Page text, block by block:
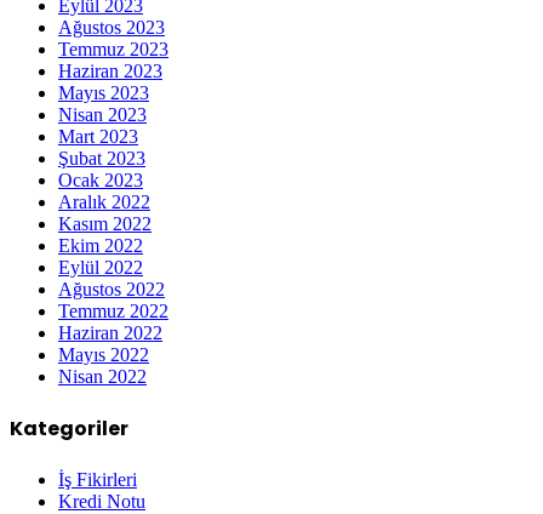
Eylül 2023
Ağustos 2023
Temmuz 2023
Haziran 2023
Mayıs 2023
Nisan 2023
Mart 2023
Şubat 2023
Ocak 2023
Aralık 2022
Kasım 2022
Ekim 2022
Eylül 2022
Ağustos 2022
Temmuz 2022
Haziran 2022
Mayıs 2022
Nisan 2022
Kategoriler
İş Fikirleri
Kredi Notu